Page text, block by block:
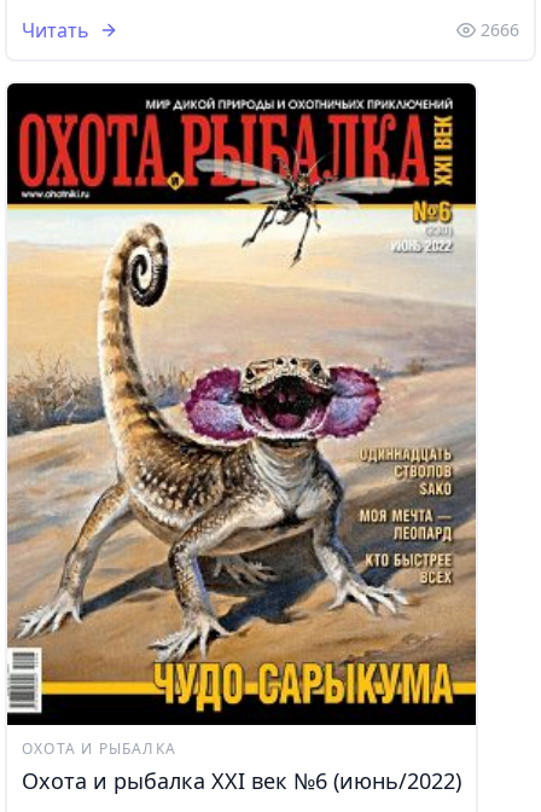
Читать 2666
ОХОТА И РЫБАЛКА
Охота и рыбалка XXI век №6 (июнь/2022)